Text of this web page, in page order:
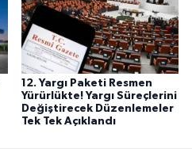
12. Yargı Paketi Resmen
Yürürlükte! Yargı Süreçlerini
Değiştirecek Düzenlemeler
Tek Tek Açıklandı